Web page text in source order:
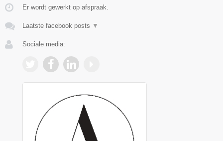
Er wordt gewerkt op afspraak.
Laatste facebook posts ▼
Sociale media: